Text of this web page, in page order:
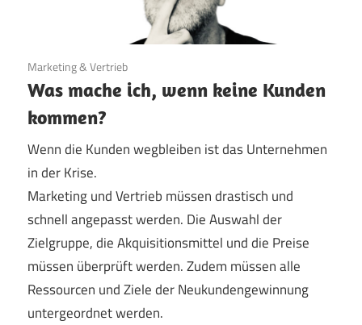
27. Oktober 2022
Marketing & Vertrieb
Was mache ich, wenn keine Kunden
kommen?
Wenn die Kunden wegbleiben ist das Unternehmen
in der Krise.
Marketing und Vertrieb müssen drastisch und
schnell angepasst werden. Die Auswahl der
Zielgruppe, die Akquisitionsmittel und die Preise
müssen überprüft werden. Zudem müssen alle
Ressourcen und Ziele der Neukundengewinnung
untergeordnet werden.